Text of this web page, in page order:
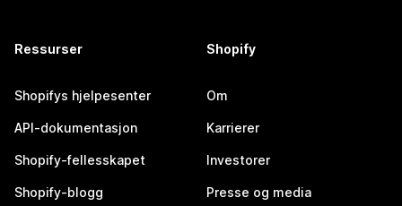
Ressurser
Shopifys hjelpesenter
API-dokumentasjon
Shopify-fellesskapet
Shopify-blogg
Shopify
Om
Karrierer
Investorer
Presse og media